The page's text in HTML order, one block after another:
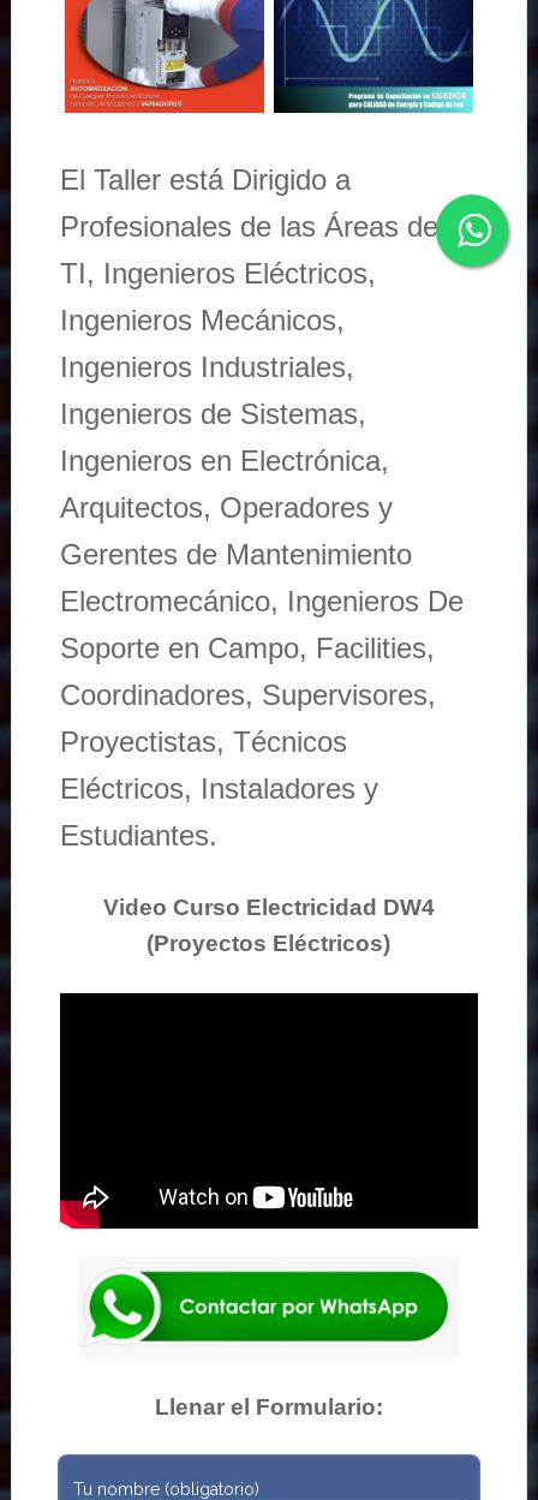
El Taller está Dirigido a
Profesionales de las Áreas de
TI, Ingenieros Eléctricos,
Ingenieros Mecánicos,
Ingenieros Industriales,
Ingenieros de Sistemas,
Ingenieros en Electrónica,
Arquitectos, Operadores y
Gerentes de Mantenimiento
Electromecánico, Ingenieros De
Soporte en Campo, Facilities,
Coordinadores, Supervisores,
Proyectistas, Técnicos
Eléctricos, Instaladores y
Estudiantes.
Video Curso Electricidad DW4
(Proyectos Eléctricos)
Llenar el Formulario:
Tu nombre (obligatorio)